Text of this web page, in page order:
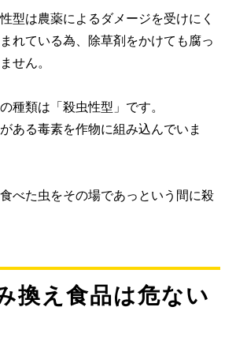
型は農薬によるダメージを受けにく
れている為、除草剤をかけても腐っ
せん。
種類は「殺虫性型」です。
ある毒素を作物に組み込んでいま
べた虫をその場であっという間に殺
換え食品は危ない